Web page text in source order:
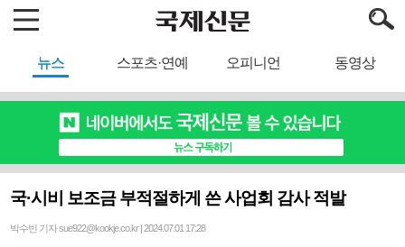
뉴스 스포츠·연예 오피니언 동영상
국·시비 보조금 부적절하게 쓴 사업회 감사 적발
박수빈 기자 sue922@kookje.co.kr | 2024.07.01 17:28